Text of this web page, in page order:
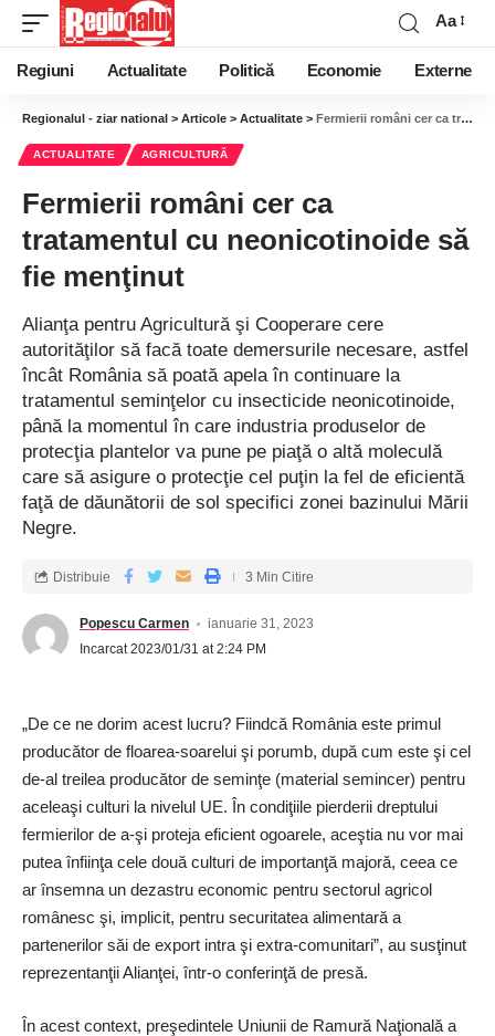
Aa
Regiuni Actualitate Politică Economie Externe
Regionalul - ziar national > Articole > Actualitate > Fermierii români cer ca tratamentul cu neonicotinoide să fie menţinut
ACTUALITATE AGRICULTURĂ
Fermierii români cer ca
tratamentul cu neonicotinoide să
fie menţinut
Alianţa pentru Agricultură şi Cooperare cere
autorităţilor să facă toate demersurile necesare, astfel
încât România să poată apela în continuare la
tratamentul seminţelor cu insecticide neonicotinoide,
până la momentul în care industria produselor de
protecţia plantelor va pune pe piaţă o altă moleculă
care să asigure o protecţie cel puţin la fel de eficientă
faţă de dăunătorii de sol specifici zonei bazinului Mării
Negre.
Popescu Carmen
ianuarie 31, 2023
Incarcat 2023/01/31 at 2:24 PM
Distribuie 3 Min Citire
„De ce ne dorim acest lucru? Fiindcă România este primul
producător de floarea-soarelui şi porumb, după cum este şi cel
de-al treilea producător de seminţe (material semincer) pentru
aceleaşi culturi la nivelul UE. În condiţiile pierderii dreptului
fermierilor de ­a-şi proteja eficient ogoarele, aceştia nu vor mai
putea înfiinţa cele două culturi de importanţă majoră, ceea ce
ar însemna un dezastru economic pentru sectorul agricol
românesc şi, implicit, pentru securitatea alimentară a
partenerilor săi de export intra şi extra-comunitari”, au susţinut
reprezentanţii Alianţei, într-o conferinţă de presă.
În acest context, preşedintele Uniunii de Ramură Naţională a